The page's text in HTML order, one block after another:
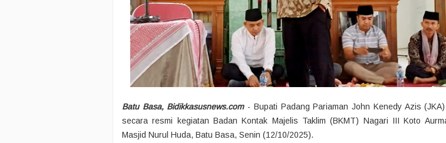
Batu Basa, Bidikkasusnews.com- Bupati Padang Pariaman John Kenedy Azis (JKA)
secara resmi kegiatan Badan Kontak Majelis Taklim (BKMT) Nagari III Koto
Masjid Nurul Huda, Batu Basa, Senin (12/10/2025).